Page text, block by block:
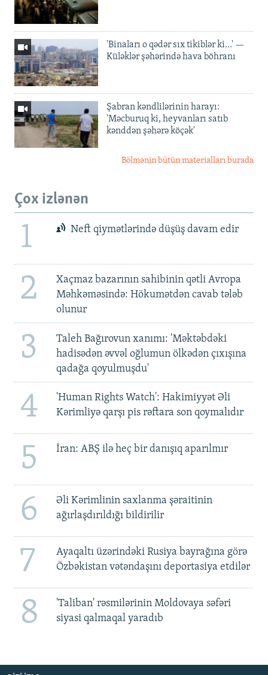
'Binaları o qədər sıx tikiblər ki...' —
Küləklər şəhərində hava böhranı
Şabran kəndlilərinin harayı:
'Məcburuq ki, heyvanları satıb
kənddən şəhərə köçək'
Bölmənin bütün materialları burada
Çox izlənən
1 Neft qiymətlərində düşüş davam edir
2
Xaçmaz bazarının sahibinin qətli Avropa
Məhkəməsində: Hökumətdən cavab tələb
olunur
3
Taleh Bağırovun xanımı: 'Məktəbdəki
hadisədən əvvəl oğlumun ölkədən çıxışına
qadağa qoyulmuşdu'
4
'Human Rights Watch': Hakimiyyət Əli
Kərimliyə qarşı pis rəftara son qoymalıdır
5 İran: ABŞ ilə heç bir danışıq aparılmır
6
Əli Kərimlinin saxlanma şəraitinin
ağırlaşdırıldığı bildirilir
7
Ayaqaltı üzərindəki Rusiya bayrağına görə
Özbəkistan vətəndaşını deportasiya etdilər
8
'Taliban' rəsmilərinin Moldovaya səfəri
siyasi qalmaqal yaradıb